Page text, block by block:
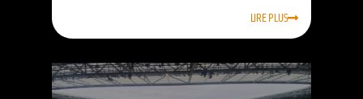
LIRE PLUS